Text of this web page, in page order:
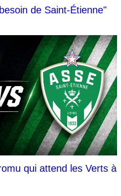
de Saint-Étienne"
qui attend les Verts à